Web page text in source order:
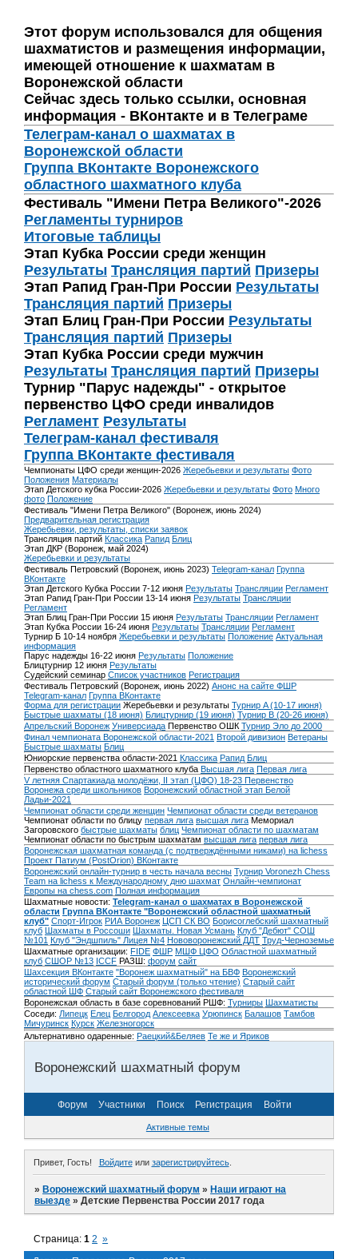
Этот форум использовался для общения
шахматистов и размещения информации,
имеющей отношение к шахматам в
Воронежской области
Сейчас здесь только ссылки, основная
информация - ВКонтакте и в Телеграме
Телеграм-канал о шахматах в
Воронежской области
Группа ВКонтакте Воронежского
областного шахматного клуба
Фестиваль "Имени Петра Великого"-2026
Регламенты турниров
Итоговые таблицы
Этап Кубка России среди женщин
Результаты Трансляция партий Призеры
Этап Рапид Гран-При России Результаты
Трансляция партий Призеры
Этап Блиц Гран-При России Результаты
Трансляция партий Призеры
Этап Кубка России среди мужчин
Результаты Трансляция партий Призеры
Турнир "Парус надежды" - открытое
первенство ЦФО среди инвалидов
Регламент Результаты
Телеграм-канал фестиваля
Группа ВКонтакте фестиваля
Чемпионаты ЦФО среди женщин-2026 Жеребьевки и результаты Фото
Положения Материалы
Этап Детского кубка России-2026 Жеребьевки и результаты Фото Много
фото Положение
Фестиваль "Имени Петра Великого" (Воронеж, июнь 2024)
Предварительная регистрация
Жеребьевки, результаты, списки заявок
Трансляция партий Классика Рапид Блиц
Этап ДКР (Воронеж, май 2024)
Жеребьевки и результаты
Фестиваль Петровский (Воронеж, июнь 2023) Telegram-канал Группа
ВКонтакте
Этап Детского Кубка России 7-12 июня Результаты Трансляции Регламент
Этап Рапид Гран-При России 13-14 июня Результаты Трансляции
Регламент
Этап Блиц Гран-При России 15 июня Результаты Трансляции Регламент
Этап Кубка России 16-24 июня Результаты Трансляции Регламент
Турнир Б 10-14 ноября Жеребьевки и результаты Положение Актуальная
информация
Парус надежды 16-22 июня Результаты Положение
Блицтурнир 12 июня Результаты
Судейский семинар Список участников Регистрация
Фестиваль Петровский (Воронеж, июнь 2022) Анонс на сайте ФШР
Telegram-канал Группа ВКонтакте
Форма для регистрации Жеребьевки и результаты Турнир A (10-17 июня)
Быстрые шахматы (18 июня) Блицтурнир (19 июня) Турнир B (20-26 июня)
Апрельский Воронеж Универсиада Первенство ОШК Турнир Эло до 2000
Финал чемпионата Воронежской области-2021 Второй дивизион Ветераны
Быстрые шахматы Блиц
Юниорские первенства области-2021 Классика Рапид Блиц
Первенство областного шахматного клуба Высшая лига Первая лига
V летняя Спартакиада молодёжи, II этап (ЦФО) 18-23 Первенство
Воронежа среди школьников Воронежский областной этап Белой
Ладьи-2021
Чемпионат области среди женщин Чемпионат области среди ветеранов
Чемпионат области по блицу первая лига высшая лига Мемориал
Загоровского быстрые шахматы блиц Чемпионат области по шахматам
Чемпионат области по быстрым шахматам высшая лига первая лига
Воронежская шахматная команда (с подтверждёнными никами) на lichess
Проект Патиум (PostOrion) ВКонтакте
Воронежский онлайн-турнир в честь начала весны Турнир Voronezh Chess
Team на lichess к Международному дню шахмат Онлайн-чемпионат
Европы на chess.com Полная информация
Шахматные новости: Telegram-канал о шахматах в Воронежской
области Группа ВКонтакте "Воронежский областной шахматный
клуб" Спорт-Игрок РИА Воронеж ЦСП СК ВО Борисоглебский шахматный
клуб Шахматы в Россоши Шахматы. Новая Усмань Клуб "Дебют" СОШ
№101 Клуб "Эндшпиль" Лицея №4 Нововоронежский ДДТ Труд-Черноземье
Шахматные организации: FIDE ФШР МШФ ЦФО Областной шахматный
клуб СШОР №13 ICCF РАЗШ: форум сайт
Шахсекция ВКонтакте "Воронеж шахматный" на БВФ Воронежский
исторический форум Cтарый форум (только чтение) Старый сайт
областной ШФ Старый сайт Воронежского фестиваля
Воронежская область в базе соревнований РШФ: Турниры Шахматисты
Соседи: Липецк Елец Белгород Алексеевка Урюпинск Балашов Тамбов
Мичуринск Курск Железногорск
Альтернативно одаренные: Раецкий&Беляев Те же и Яриков
Воронежский шахматный форум
Форум Участники Поиск Регистрация Войти
Активные темы
Привет, Гость! Войдитеили зарегистрируйтесь.
»Воронежский шахматный форум »Наши играют на
выезде »Детские Первенства России 2017 года
Страница:1 2 »